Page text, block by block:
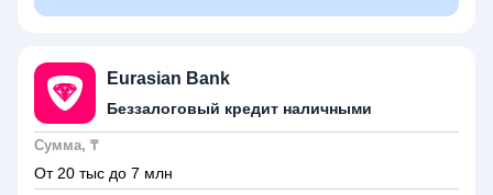
Eurasian Bank
Беззалоговый кредит наличными
Сумма, ₸
От 20 тыс до 7 млн